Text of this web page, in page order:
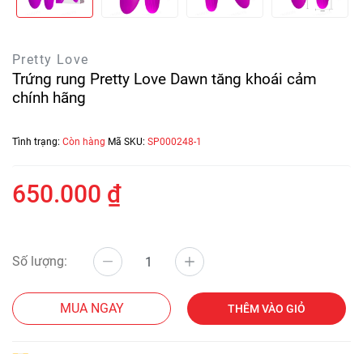
Pretty Love
Trứng rung Pretty Love Dawn tăng khoái cảm
chính hãng
Tình trạng: Còn hàng Mã SKU: SP000248-1
650.000 ₫
Số lượng:
MUA NGAY THÊM VÀO GIỎ